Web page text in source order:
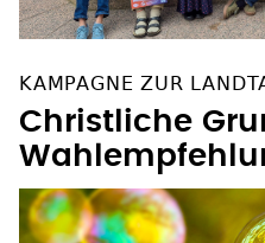
Christliche